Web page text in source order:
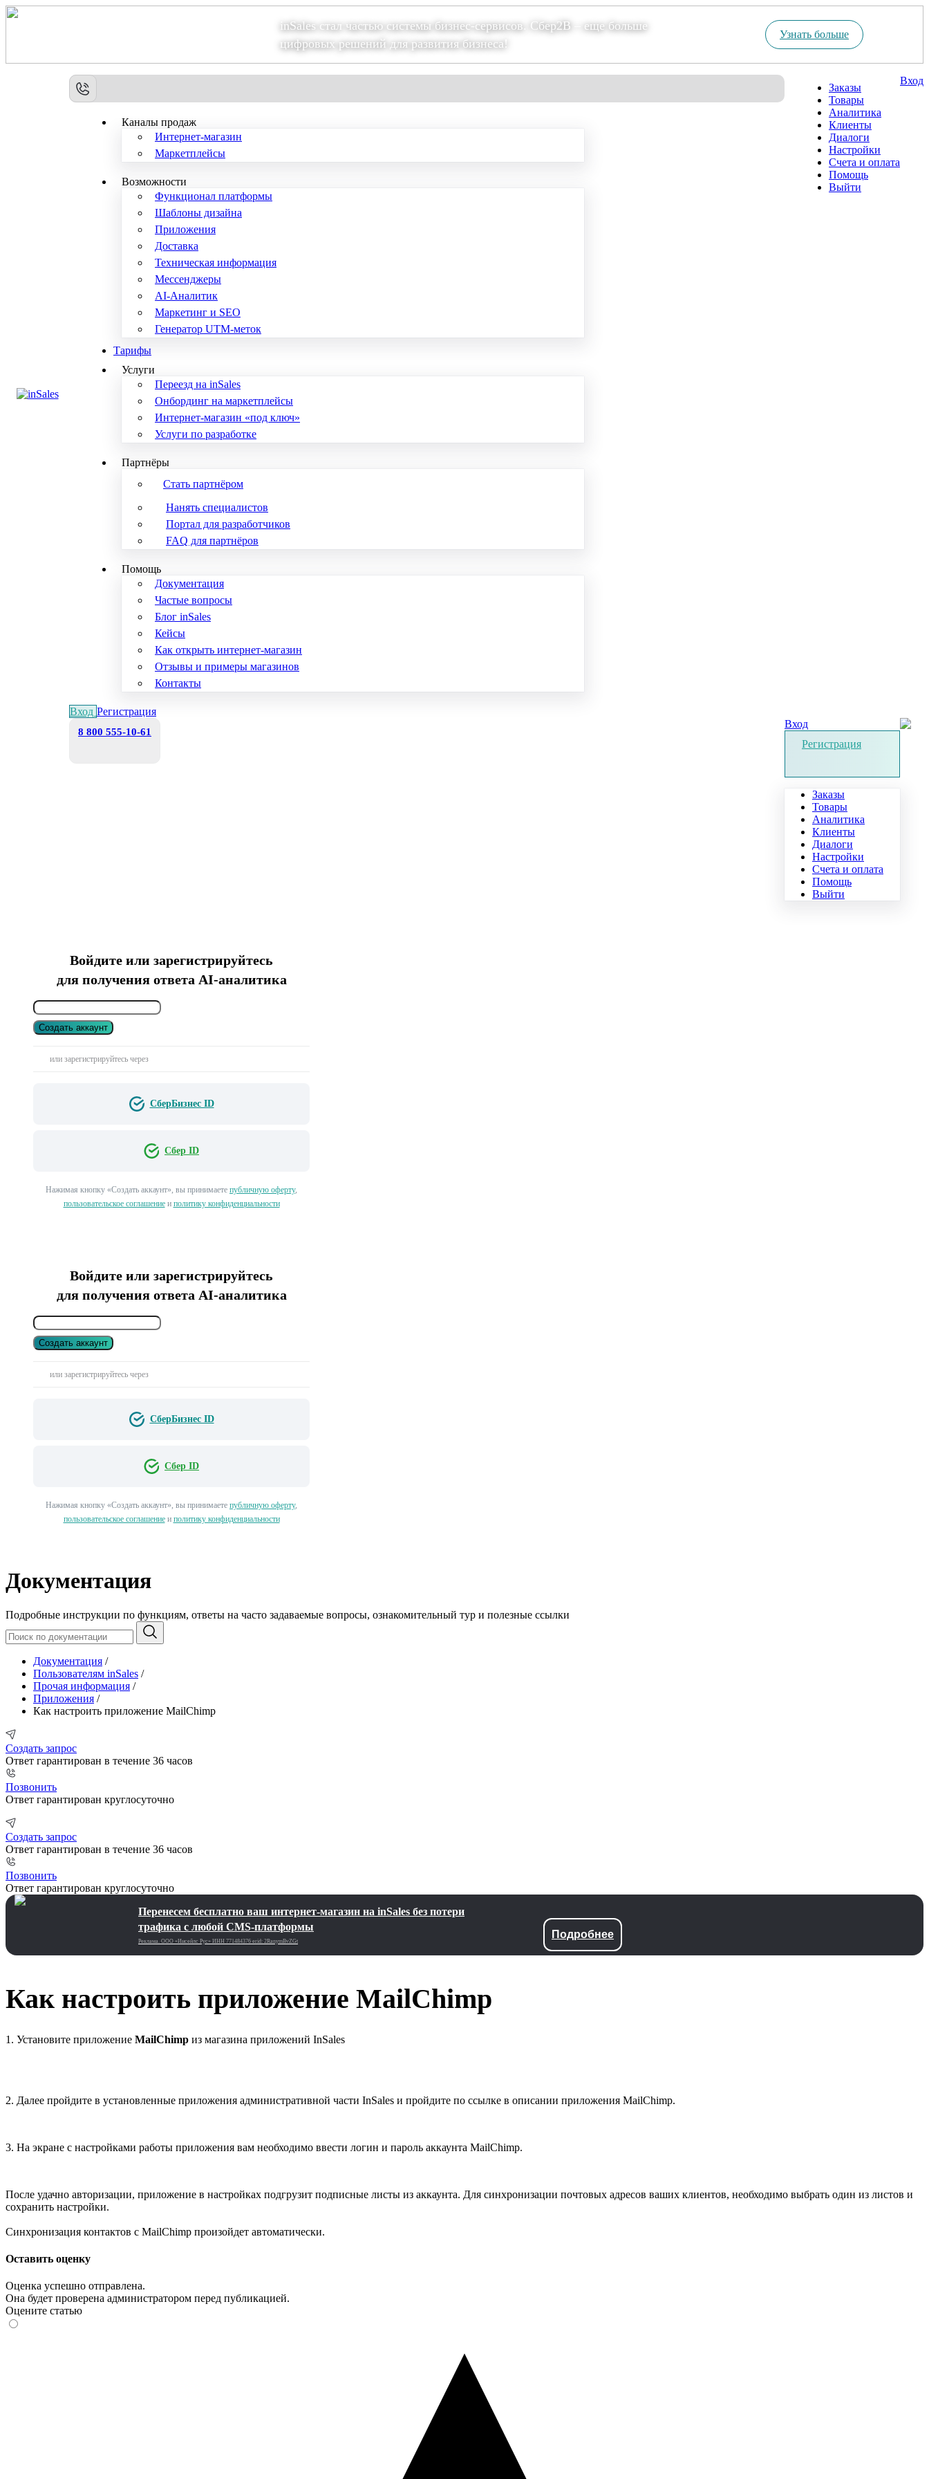
inSales стал частью системы бизнес-сервисов. Сбер2В – еще больше
цифровых решений для развития бизнеса!
Узнать больше
Каналы продаж
Интернет-магазин
Маркетплейсы
Возможности
Функционал платформы
Шаблоны дизайна
Приложения
Доставка
Техническая информация
Мессенджеры
AI-Аналитик
Маркетинг и SEO
Генератор UTM-меток
Тарифы
Услуги
Переезд на inSales
Онбординг на маркетплейсы
Интернет-магазин «под ключ»
Услуги по разработке
Партнёры
Стать партнёром
Нанять специалистов
Портал для разработчиков
FAQ для партнёров
Помощь
Документация
Частые вопросы
Блог inSales
Кейсы
Как открыть интернет-магазин
Отзывы и примеры магазинов
Контакты
Вход Регистрация
Заказы
Товары
Аналитика
Клиенты
Диалоги
Настройки
Счета и оплата
Помощь
Выйти
Вход
8 800 555-10-61
Вход
Регистрация
Заказы
Товары
Аналитика
Клиенты
Диалоги
Настройки
Счета и оплата
Помощь
Выйти
Войдите или зарегистрируйтесь
для получения ответа AI-аналитика
Создать аккаунт
или зарегистрируйтесь через
СберБизнес ID
Сбер ID
Нажимая кнопку «Создать аккаунт», вы принимаете публичную оферту,
пользовательское соглашениеи политику конфиденциальности
Войдите или зарегистрируйтесь
для получения ответа AI-аналитика
Создать аккаунт
или зарегистрируйтесь через
СберБизнес ID
Сбер ID
Нажимая кнопку «Создать аккаунт», вы принимаете публичную оферту,
пользовательское соглашениеи политику конфиденциальности
Документация
Подробные инструкции по функциям, ответы на часто задаваемые вопросы, ознакомительный тур и полезные ссылки
Документация /
Пользователям inSales /
Прочая информация /
Приложения /
Как настроить приложение MailChimp
Создать запрос
Ответ гарантирован в течение 36 часов
Позвонить
Ответ гарантирован круглосуточно
Создать запрос
Ответ гарантирован в течение 36 часов
Позвонить
Ответ гарантирован круглосуточно
Перенесем бесплатно ваш интернет-магазин на inSales без потери
трафика с любой CMS-платформы
Реклама. ООО «Инсейлс Рус»‎ ИНН 771484376 erid: 2RanymBvZGt
Подробнее
Как настроить приложение MailChimp
1. Установите приложение MailChimp из магазина приложений InSales
2. Далее пройдите в установленные приложения административной части InSales и пройдите по ссылке в описании приложения MailChimp.
3. На экране с настройками работы приложения вам необходимо ввести логин и пароль аккаунта MailChimp.
После удачно авторизации, приложение в настройках подгрузит подписные листы из аккаунта. Для синхронизации почтовых адресов ваших клиентов, необходимо выбрать один из листов и
сохранить настройки.
Синхронизация контактов с MailChimp произойдет автоматически.
Оставить оценку
Оценка успешно отправлена.
Она будет проверена администратором перед публикацией.
Оцените статью